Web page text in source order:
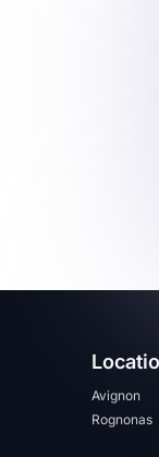
T11
Avignon
Rognonas